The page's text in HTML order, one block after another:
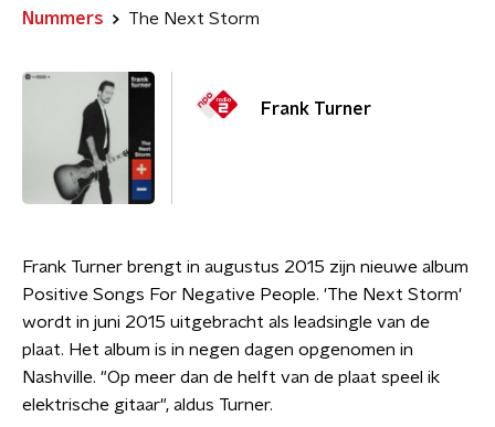
Nummers The Next Storm
Frank Turner
Frank Turner brengt in augustus 2015 zijn nieuwe album
Positive Songs For Negative People. 'The Next Storm'
wordt in juni 2015 uitgebracht als leadsingle van de
plaat. Het album is in negen dagen opgenomen in
Nashville. "Op meer dan de helft van de plaat speel ik
elektrische gitaar", aldus Turner.